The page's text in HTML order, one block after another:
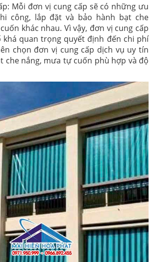
Mỗi đơn vị cung cấp sẽ có những ưu
công, lắp đặt và bảo hành bạt che
khác nhau. Vì vậy, đơn vị cung cấp
khá quan trọng quyết định đến chi phí
chọn đơn vị cung cấp dịch vụ uy tín
che nắng, mưa tự cuốn phù hợp và độ